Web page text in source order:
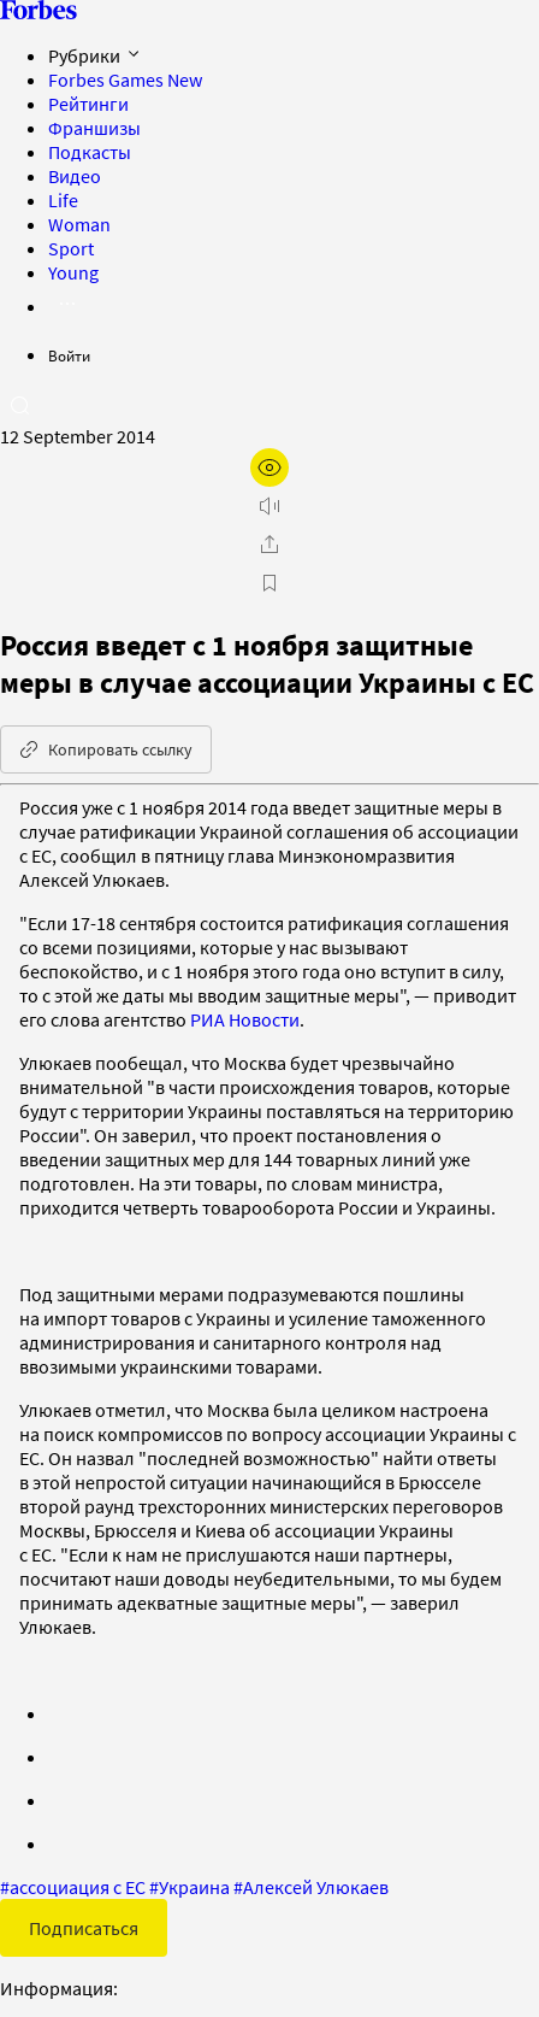
Рубрики
Forbes Games New
Рейтинги
Франшизы
Подкасты
Видео
Life
Woman
Sport
Young
Войти
12 September 2014
Россия введет с 1 ноября защитные
меры в случае ассоциации Украины с ЕС
Копировать ссылку
Россия уже с 1 ноября 2014 года введет защитные меры в
случае ратификации Украиной соглашения об ассоциации
с ЕС, сообщил в пятницу глава Минэкономразвития
Алексей Улюкаев.
"Если 17-18 сентября состоится ратификация соглашения
со всеми позициями, которые у нас вызывают
беспокойство, и с 1 ноября этого года оно вступит в силу,
то с этой же даты мы вводим защитные меры", — приводит
его слова агентство РИА Новости.
Улюкаев пообещал, что Москва будет чрезвычайно
внимательной "в части происхождения товаров, которые
будут с территории Украины поставляться на территорию
России". Он заверил, что проект постановления о
введении защитных мер для 144 товарных линий уже
подготовлен. На эти товары, по словам министра,
приходится четверть товарооборота России и Украины.
Под защитными мерами подразумеваются пошлины
на импорт товаров с Украины и усиление таможенного
администрирования и санитарного контроля над
ввозимыми украинскими товарами.
Улюкаев отметил, что Москва была целиком настроена
на поиск компромиссов по вопросу ассоциации Украины с
ЕС. Он назвал "последней возможностью" найти ответы
в этой непростой ситуации начинающийся в Брюсселе
второй раунд трехсторонних министерских переговоров
Москвы, Брюсселя и Киева об ассоциации Украины
с ЕС. "Если к нам не прислушаются наши партнеры,
посчитают наши доводы неубедительными, то мы будем
принимать адекватные защитные меры", — заверил
Улюкаев.
#ассоциация с ЕС#Украина #Алексей Улюкаев
Подписаться
Информация: